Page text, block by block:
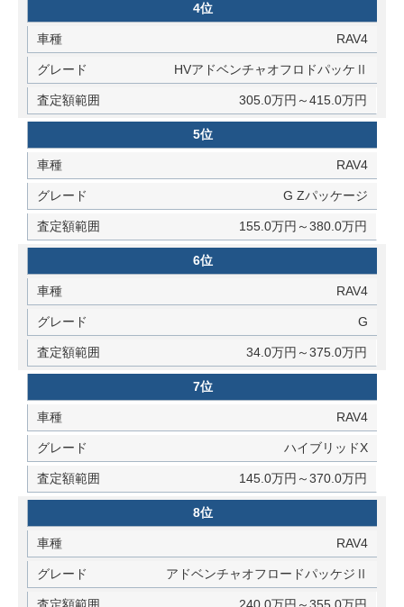
4位
RAV4
HVアドベンチャオフロドパッケⅡ
305.0万円～415.0万円
5位
RAV4
G Zパッケージ
155.0万円～380.0万円
6位
RAV4
G
34.0万円～375.0万円
7位
RAV4
ハイブリッドX
145.0万円～370.0万円
8位
RAV4
アドベンチャオフロードパッケジⅡ